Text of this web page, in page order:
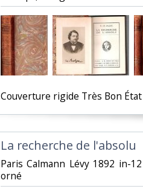
‎Couverture rigide Très Bon État
‎La recherche de l'absolu ‎
‎Paris Calmann Lévy 1892 in-
orné ‎